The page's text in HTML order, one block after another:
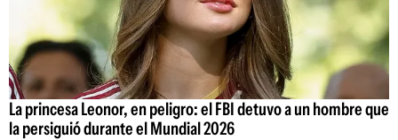
La princesa Leonor, en peligro: el FBI detuvo a un hombre que
la persiguió durante el Mundial 2026